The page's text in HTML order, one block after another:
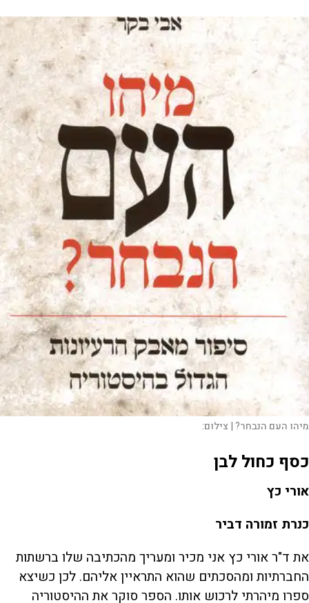
מיהו העם הנבחר? | צילום:
כסף כחול לבן
אורי כץ
כנרת זמורה דביר
את ד"ר אורי כץ אני מכיר ומעריך מהכתיבה שלו ברשתות
החברתיות ומהסכתים שהוא התראיין אליהם. לכן כשיצא
ספרו מיהרתי לרכוש אותו. הספר סוקר את ההיסטוריה